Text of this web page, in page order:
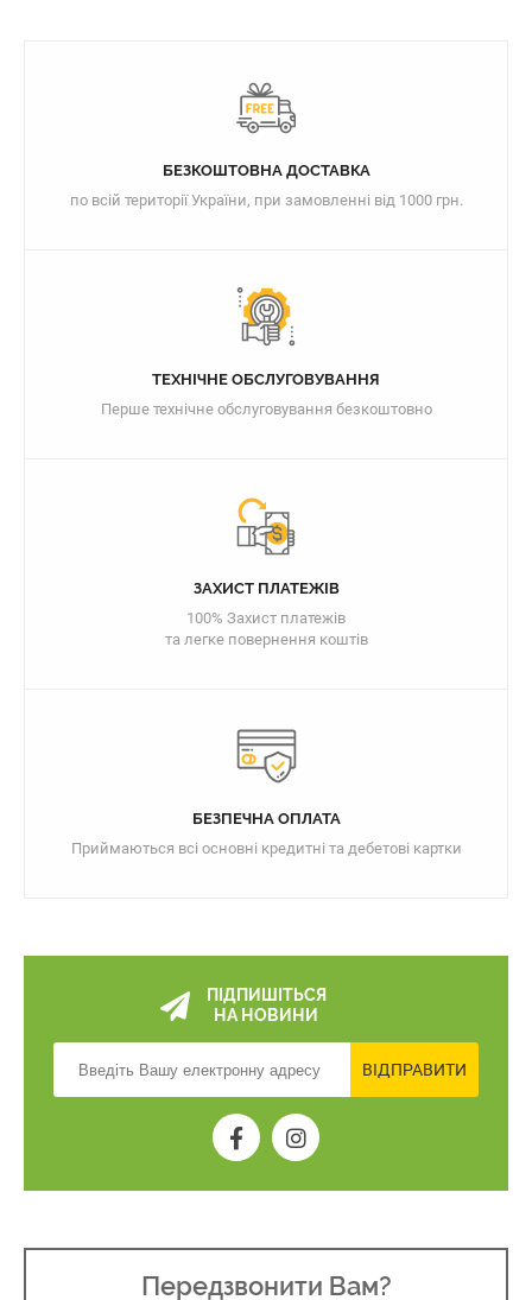
БЕЗКОШТОВНА ДОСТАВКА
по всій території України, при замовленні від 1000 грн.
ТЕХНІЧНЕ ОБСЛУГОВУВАННЯ
Перше технічне обслуговування безкоштовно
ЗАХИСТ ПЛАТЕЖІВ
100% Захист платежів
та легке повернення коштів
БЕЗПЕЧНА ОПЛАТА
Приймаються всі основні кредитні та дебетові картки
ПІДПИШІТЬСЯ
НА НОВИНИ
ВІДПРАВИТИ
Передзвонити Вам?